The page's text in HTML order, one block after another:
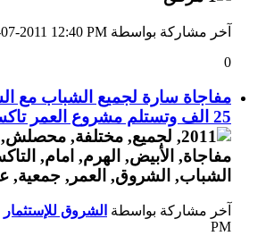
آخر مشاركة بواسطة 2011 12:40 PM
0
مفاجاة سارة لجميع الشباب مع
25 الف وتستلم مشروع العمر تاكسي زيرو 2011
آخر مشاركة بواسطة الشروق للإستثمار
PM